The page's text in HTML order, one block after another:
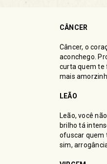
CÂNCER
Câncer, o
aconchego.
curta quem te
mais
LEÃO
Leão, você
brilho tá
ofuscar quem
sim,